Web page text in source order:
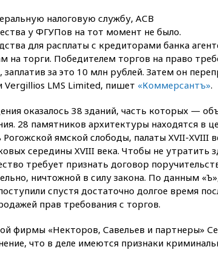
X
РФ
налоговую службу, АСВ
у ФГУПов на тот момент не было.
для расплаты с кредиторами банка
на торги. Победителем торгов на право
за это 10 млн рублей. Затем он
LMS Limited, пишет «Коммерсантъ».
оказалось 38 зданий, часть которых —
28 памятников архитектуры находятся в
Рогожской ямской слободы, палаты XVII-XVIII
середины XVIII века. Чтобы не утратить
требует признать договор
ничтожной в силу закона. По данным
спустя достаточно долгое время
прав требования с торгов.
фирмы «Некторов, Савельев и партнеры»
что в деле имеются признаки